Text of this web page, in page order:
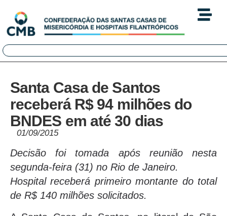
Santa Casa de Santos
receberá R$ 94 milhões do
BNDES em até 30 dias
01/09/2015
Decisão foi tomada após reunião nesta
segunda-feira (31) no Rio de Janeiro.
Hospital receberá primeiro montante do total
de R$ 140 milhões solicitados.